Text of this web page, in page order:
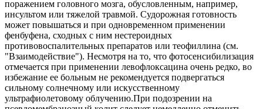
поражением головного мозга, обусловленным, например,
инсультом или тяжелой травмой. Судорожная готовность
может повышаться и при одновременном применении
фенбуфена, сходных с ним нестероидных
противовоспалительных препаратов или теофиллина (см.
"Взаимодействие"). Несмотря на то, что фотосенсибилизация
отмечается при применении левофлоксацина очень редко, во
избежание ее больным не рекомендуется подвергаться
сильному солнечному или искусственному
ультрафиолетовому облучению.При подозрении на